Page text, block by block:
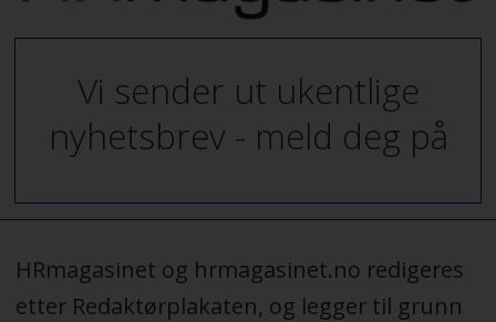
Vi sender ut ukentlige
nyhetsbrev - meld deg på
HRmagasinet og hrmagasinet.no redigeres
etter Redaktørplakaten, og legger til grunn